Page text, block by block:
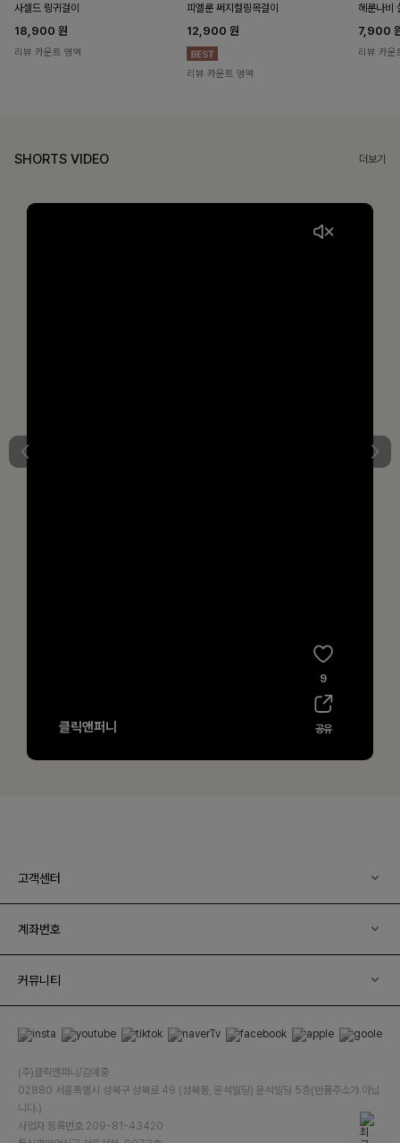
사셀드 링귀걸이
18,900 원
리뷰 카운트 영역
피엘룬 써지컬링목걸이
12,900 원
리뷰 카운트 영역
헤룬나비
7,900
리뷰 카운
SHORTS VIDEO 더보기
고객센터
계좌번호
커뮤니티
(주)클릭앤퍼니/김예중
02880 서울특별시 성북구 성북로 49 (성북동, 운석빌딩) 운석빌딩 5층(반품주소가 아닙
니다.)
사업자 등록번호 209-81-43420